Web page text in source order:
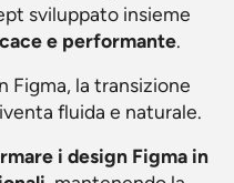
sviluppato insieme
e performante.
Figma, la transizione
fluida e naturale.
i design Figma in